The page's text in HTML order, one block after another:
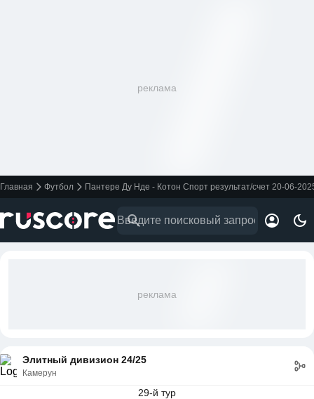
реклама
Главная Футбол Пантере Ду Нде - Котон Спорт результат/счет 20-06-
реклама
Элитный дивизион 24/25
Камерун
29-й тур